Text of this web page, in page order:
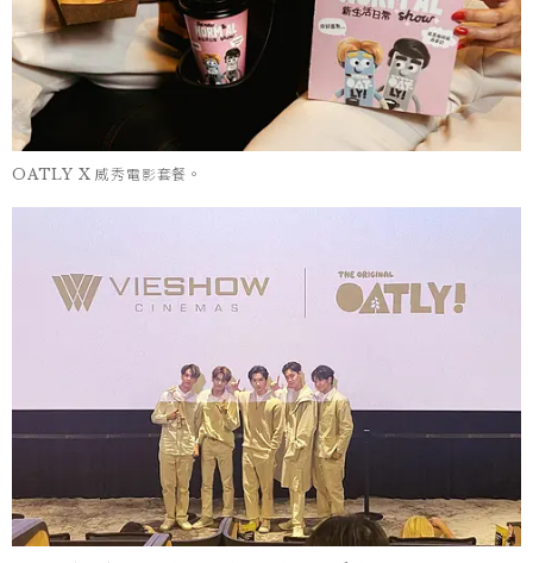
OATLY X 威秀電影套餐。